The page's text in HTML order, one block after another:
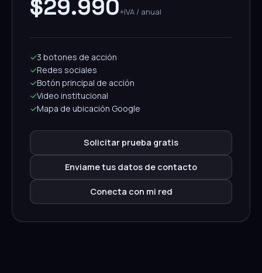
$29.990+IVA / anual
✓3 botones de acción
✓Redes sociales
✓Botón principal de acción
✓Video institucional
✓Mapa de ubicación Google
Solicitar prueba gratis
Enviame tus datos de contacto
Conecta con mi red